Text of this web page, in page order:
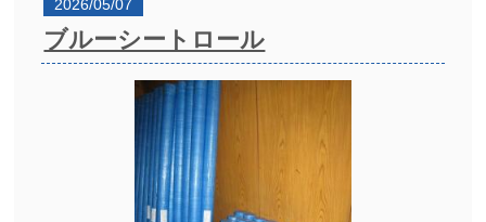
2026/05/07
ブルーシートロール